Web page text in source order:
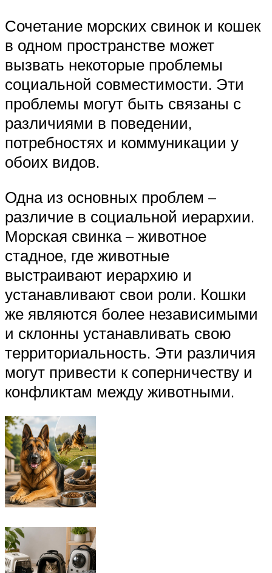
Сочетание морских свинок и кошек
в одном пространстве может
вызвать некоторые проблемы
социальной совместимости. Эти
проблемы могут быть связаны с
различиями в поведении,
потребностях и коммуникации у
обоих видов.
Одна из основных проблем –
различие в социальной иерархии.
Морская свинка – животное
стадное, где животные
выстраивают иерархию и
устанавливают свои роли. Кошки
же являются более независимыми
и склонны устанавливать свою
территориальность. Эти различия
могут привести к соперничеству и
конфликтам между животными.